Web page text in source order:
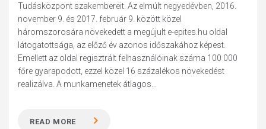
Tudásközpont szakembereit. Az elmúlt negyedévben, 2016.
november 9. és 2017. február 9. között közel
háromszorosára növekedett a megújult e-epites.hu oldal
látogatottsága, az előző év azonos időszakához képest.
Emellett az oldal regisztrált felhasználóinak száma 100 000
főre gyarapodott, ezzel közel 16 százalékos növekedést
realizálva. A munkamenetek átlagos...
READ MORE